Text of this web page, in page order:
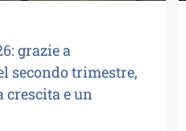
grazie a
secondo trimestre,
e un